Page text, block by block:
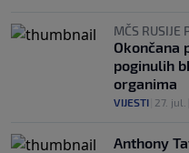
MČS RUSIJE
Okončana
poginulih
organima
VIJESTI 27. jul.
Anthony